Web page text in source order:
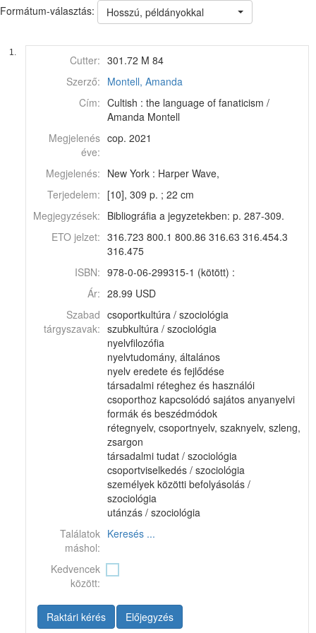
Formátum-választás: Hosszú, példányokkal
1.
Cutter: 301.72 M 84
Szerző: Montell, Amanda
Cím: Cultish : the language of fanaticism /
Amanda Montell
Megjelenés
éve:
cop. 2021
Megjelenés: New York : Harper Wave,
Terjedelem: [10], 309 p. ; 22 cm
Megjegyzések: Bibliográfia a jegyzetekben: p. 287-309.
ETO jelzet: 316.723 800.1 800.86 316.63 316.454.3
316.475
ISBN: 978-0-06-299315-1 (kötött) :
Ár: 28.99 USD
Szabad
tárgyszavak:
csoportkultúra / szociológia
szubkultúra / szociológia
nyelvfilozófia
nyelvtudomány, általános
nyelv eredete és fejlődése
társadalmi réteghez és használói
csoporthoz kapcsolódó sajátos anyanyelvi
formák és beszédmódok
rétegnyelv, csoportnyelv, szaknyelv, szleng,
zsargon
társadalmi tudat / szociológia
csoportviselkedés / szociológia
személyek közötti befolyásolás /
szociológia
utánzás / szociológia
Találatok
máshol:
Keresés ...
Kedvencek
között:
Raktári kérés Előjegyzés